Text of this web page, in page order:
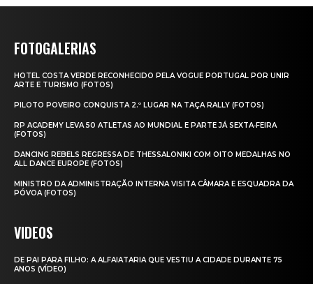
FOTOGALERIAS
HOTEL COSTA VERDE RECONHECIDO PELA VOGUE PORTUGAL POR UNIR
ARTE E TURISMO (FOTOS)
PILOTO POVEIRO CONQUISTA 2.º LUGAR NA TAÇA RALLY (FOTOS)
RP ACADEMY LEVA 50 ATLETAS AO MUNDIAL E PARTE JÁ SEXTA‑FEIRA
(FOTOS)
DANCING REBELS REGRESSA DE THESSALONIKI COM OITO MEDALHAS NO
ALL DANCE EUROPE (FOTOS)
MINISTRO DA ADMINISTRAÇÃO INTERNA VISITA CÂMARA E ESQUADRA DA
PÓVOA (FOTOS)
VIDEOS
DE PAI PARA FILHO: A ALFAIATARIA QUE VESTIU A CIDADE DURANTE 75
ANOS (VÍDEO)